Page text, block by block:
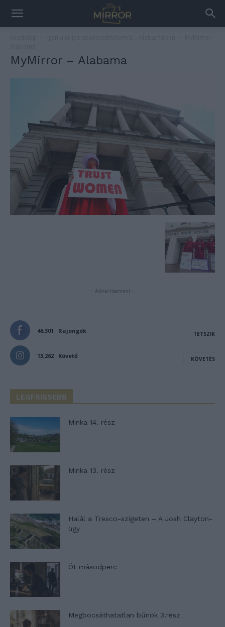
MyMirror – Alabama
- Advertisement -
46,301 Rajongók TETSZIK
13,262 Követő KÖVETÉS
LEGFRISSEBB
Minka 14. rész
Minka 13. rész
Halál a Tresco-szigeten – A Josh Clayton-
ügy
Öt másodperc
Megbocsáthatatlan bűnök 3.rész